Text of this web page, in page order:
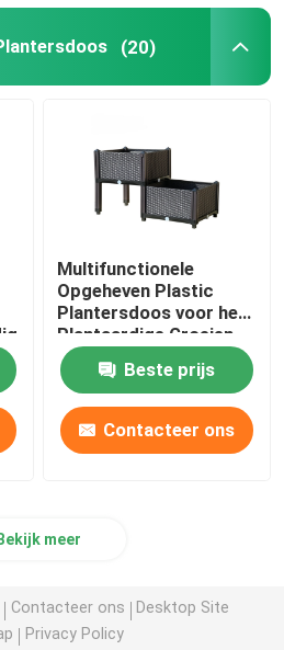
(20)
Multifunctionele
Opgeheven Plastic
Plantersdoos voor het
Plantaardige Groeien
Weerbestendigheid
Beste prijs
Contacteer ons
Bekijk meer
Contacteer ons
Desktop Site
Privacy Policy